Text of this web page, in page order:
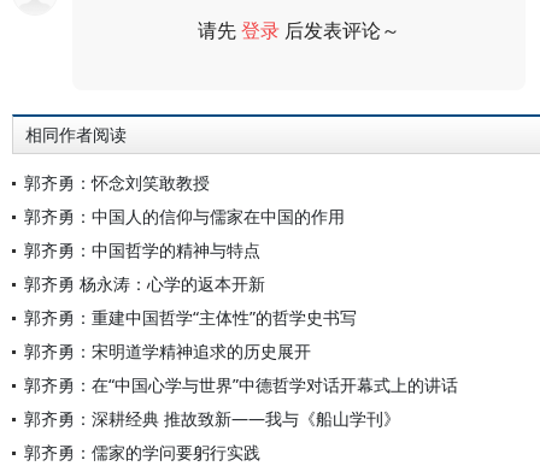
请先登录 后发表评论～
相同作者阅读
郭齐勇：怀念刘笑敢教授
郭齐勇：中国人的信仰与儒家在中国的作用
郭齐勇：中国哲学的精神与特点
郭齐勇 杨永涛：心学的返本开新
郭齐勇：重建中国哲学“主体性”的哲学史书写
郭齐勇：宋明道学精神追求的历史展开
郭齐勇：在“中国心学与世界”中德哲学对话开幕式上的讲话
郭齐勇：深耕经典 推故致新——我与《船山学刊》
郭齐勇：儒家的学问要躬行实践